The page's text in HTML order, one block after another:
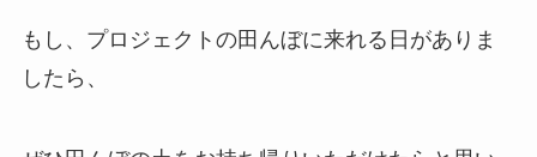
もし、プロジェクトの田んぼに来れる日がありま
したら、